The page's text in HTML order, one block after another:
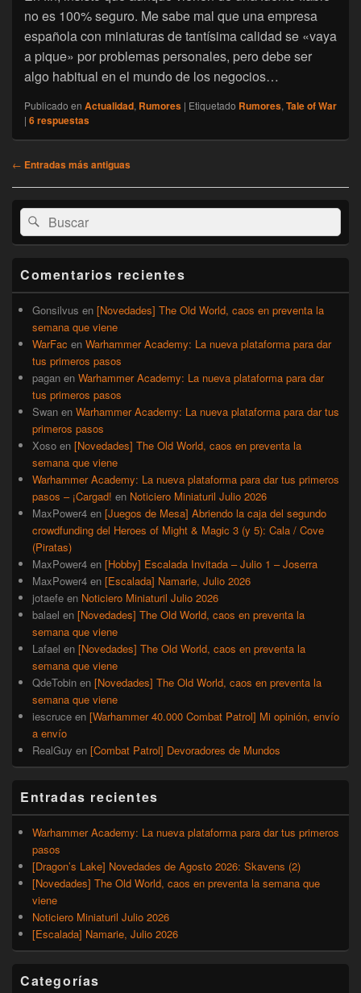
no es 100% seguro. Me sabe mal que una empresa
española con miniaturas de tantísima calidad se «vaya
a pique» por problemas personales, pero debe ser
algo habitual en el mundo de los negocios…
Publicado en Actualidad, Rumores | Etiquetado Rumores, Tale of War
| 6respuestas
Navegación
← Entradas más antiguas
área
de
widget
lateral
primaria
Buscar
por:
Buscar
Comentarios recientes
Gonsilvus en [Novedades] The Old World, caos en preventa la
semana que viene
WarFac en Warhammer Academy: La nueva plataforma para dar
tus primeros pasos
pagan en Warhammer Academy: La nueva plataforma para dar
tus primeros pasos
Swan en Warhammer Academy: La nueva plataforma para dar tus
primeros pasos
Xoso en [Novedades] The Old World, caos en preventa la
semana que viene
Warhammer Academy: La nueva plataforma para dar tus primeros
pasos – ¡Cargad! en Noticiero Miniaturil Julio 2026
MaxPower4 en [Juegos de Mesa] Abriendo la caja del segundo
crowdfunding del Heroes of Might & Magic 3 (y 5): Cala / Cove
(Piratas)
MaxPower4 en [Hobby] Escalada Invitada – Julio 1 – Joserra
MaxPower4 en [Escalada] Namarie, Julio 2026
jotaefe en Noticiero Miniaturil Julio 2026
balael en [Novedades] The Old World, caos en preventa la
semana que viene
Lafael en [Novedades] The Old World, caos en preventa la
semana que viene
QdeTobin en [Novedades] The Old World, caos en preventa la
semana que viene
iescruce en [Warhammer 40.000 Combat Patrol] Mi opinión, envío
a envío
RealGuy en [Combat Patrol] Devoradores de Mundos
Entradas recientes
Warhammer Academy: La nueva plataforma para dar tus primeros
pasos
[Dragon’s Lake] Novedades de Agosto 2026: Skavens (2)
[Novedades] The Old World, caos en preventa la semana que
viene
Noticiero Miniaturil Julio 2026
[Escalada] Namarie, Julio 2026
Categorías